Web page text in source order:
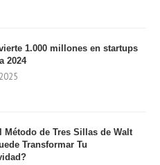
1.000 millones en startups
2024
Método de Tres Sillas de Walt
Transformar Tu